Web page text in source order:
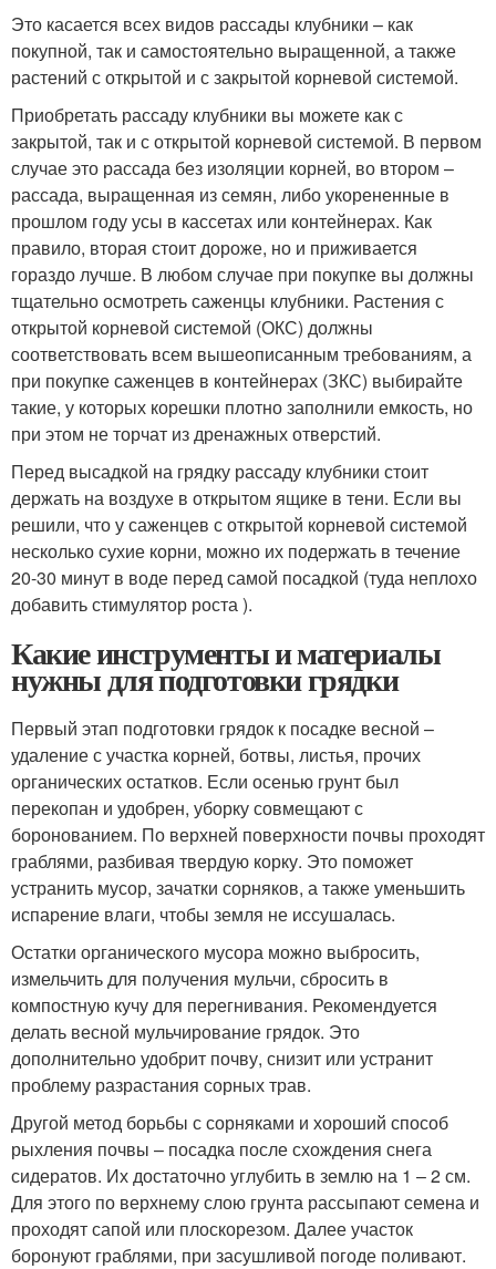
Это касается всех видов рассады клубники – как
покупной, так и самостоятельно выращенной, а также
растений с открытой и с закрытой корневой системой.
Приобретать рассаду клубники вы можете как с
закрытой, так и с открытой корневой системой. В первом
случае это рассада без изоляции корней, во втором –
рассада, выращенная из семян, либо укорененные в
прошлом году усы в кассетах или контейнерах. Как
правило, вторая стоит дороже, но и приживается
гораздо лучше. В любом случае при покупке вы должны
тщательно осмотреть саженцы клубники. Растения с
открытой корневой системой (ОКС) должны
соответствовать всем вышеописанным требованиям, а
при покупке саженцев в контейнерах (ЗКС) выбирайте
такие, у которых корешки плотно заполнили емкость, но
при этом не торчат из дренажных отверстий.
Перед высадкой на грядку рассаду клубники стоит
держать на воздухе в открытом ящике в тени. Если вы
решили, что у саженцев с открытой корневой системой
несколько сухие корни, можно их подержать в течение
20-30 минут в воде перед самой посадкой (туда неплохо
добавить стимулятор роста ).
Какие инструменты и материалы
нужны для подготовки грядки
Первый этап подготовки грядок к посадке весной –
удаление с участка корней, ботвы, листья, прочих
органических остатков. Если осенью грунт был
перекопан и удобрен, уборку совмещают с
боронованием. По верхней поверхности почвы проходят
граблями, разбивая твердую корку. Это поможет
устранить мусор, зачатки сорняков, а также уменьшить
испарение влаги, чтобы земля не иссушалась.
Остатки органического мусора можно выбросить,
измельчить для получения мульчи, сбросить в
компостную кучу для перегнивания. Рекомендуется
делать весной мульчирование грядок. Это
дополнительно удобрит почву, снизит или устранит
проблему разрастания сорных трав.
Другой метод борьбы с сорняками и хороший способ
рыхления почвы – посадка после схождения снега
сидератов. Их достаточно углубить в землю на 1 – 2 см.
Для этого по верхнему слою грунта рассыпают семена и
проходят сапой или плоскорезом. Далее участок
боронуют граблями, при засушливой погоде поливают.